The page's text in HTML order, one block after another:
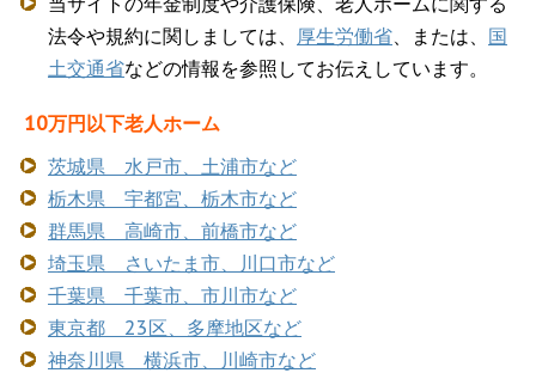
法令や規約に関しましては、 厚生労働省 、または、 国
土交通省などの情報を参照してお伝えしています。
10万円以下老人ホーム
茨城県 水戸市、土浦市など
栃木県 宇都宮、栃木市など
群馬県 高崎市、前橋市など
埼玉県 さいたま市、川口市など
千葉県 千葉市、市川市など
東京都 23区、多摩地区など
神奈川県 横浜市、川崎市など